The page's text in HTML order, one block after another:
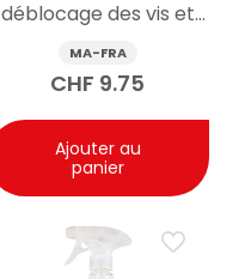
déblocage des vis et
boulons Sviting Rapid
spray 200ml
MA-FRA
CHF 9.75
Ajouter au
panier